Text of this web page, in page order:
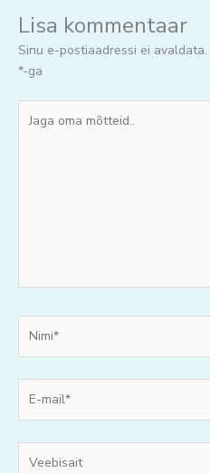
Lisa kommentaar
Sinu e-postiaadressi ei avaldata.
*-ga
oma
mail*